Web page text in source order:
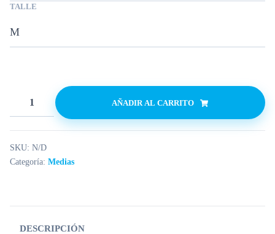
TALLE
AÑADIR AL CARRITO
SKU: N/D
Categoría: Medias
DESCRIPCIÓN